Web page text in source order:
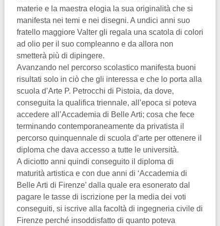
materie e la maestra elogia la sua originalità che si
manifesta nei temi e nei disegni. A undici anni suo
fratello maggiore Valter gli regala una scatola di colori
ad olio per il suo compleanno e da allora non
smetterà più di dipingere.
Avanzando nel percorso scolastico manifesta buoni
risultati solo in ciò che gli interessa e che lo porta alla
scuola d’Arte P. Petrocchi di Pistoia, da dove,
conseguita la qualifica triennale, all’epoca si poteva
accedere all’Accademia di Belle Arti; cosa che fece
terminando contemporaneamente da privatista il
percorso quinquennale di scuola d’arte per ottenere il
diploma che dava accesso a tutte le università.
A diciotto anni quindi conseguito il diploma di
maturità artistica e con due anni di ‘Accademia di
Belle Arti di Firenze’ dalla quale era esonerato dal
pagare le tasse di iscrizione per la media dei voti
conseguiti, si iscrive alla facoltà di ingegneria civile di
Firenze perché insoddisfatto di quanto poteva